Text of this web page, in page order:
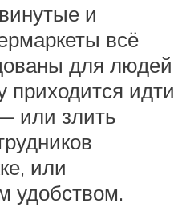
и
всё
для людей
приходится идти
или злить
или
удобством.